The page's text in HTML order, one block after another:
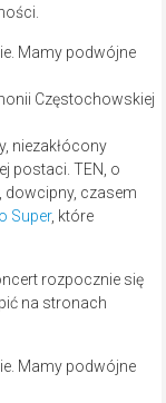
Częstochowskiej
niezakłócony
postaci. TEN, o
dowcipny, czasem
Super, które
rozpocznie się
na stronach